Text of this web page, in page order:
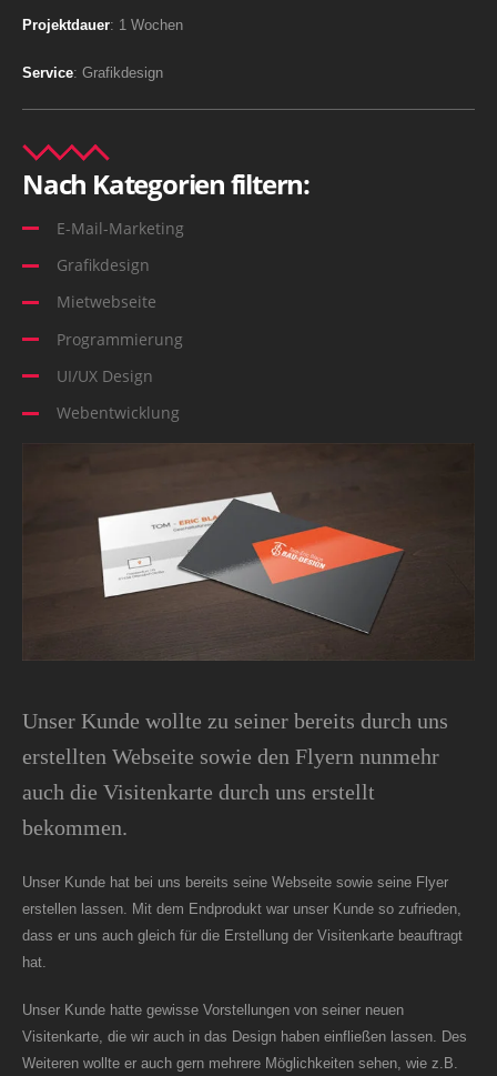
Projektdauer: 1 Wochen
Service: Grafikdesign
Nach Kategorien filtern:
E-Mail-Marketing
Grafikdesign
Mietwebseite
Programmierung
UI/UX Design
Webentwicklung
Unser Kunde wollte zu seiner bereits durch uns
erstellten Webseite sowie den Flyern nunmehr
auch die Visitenkarte durch uns erstellt
bekommen.
Unser Kunde hat bei uns bereits seine Webseite sowie seine Flyer
erstellen lassen. Mit dem Endprodukt war unser Kunde so zufrieden,
dass er uns auch gleich für die Erstellung der Visitenkarte beauftragt
hat.
Unser Kunde hatte gewisse Vorstellungen von seiner neuen
Visitenkarte, die wir auch in das Design haben einfließen lassen. Des
Weiteren wollte er auch gern mehrere Möglichkeiten sehen, wie z.B.